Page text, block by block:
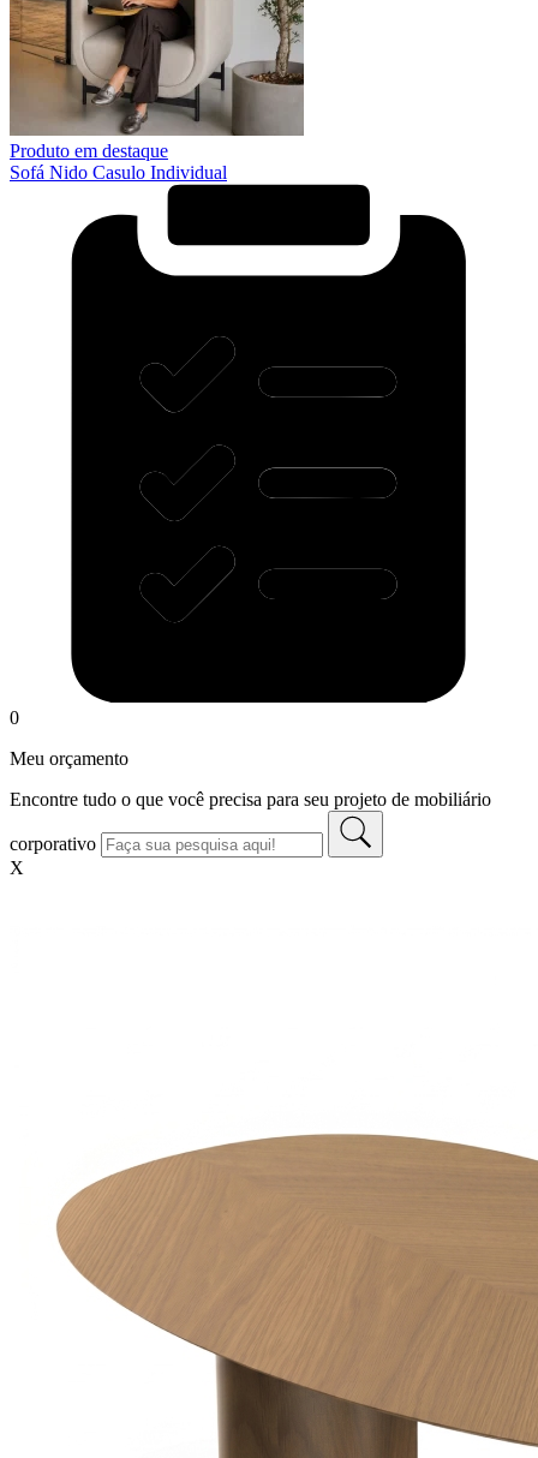
Produto em destaque
Sofá Nido Casulo Individual
0
Meu orçamento
Encontre tudo o que você precisa para seu projeto de mobiliário
corporativo
X